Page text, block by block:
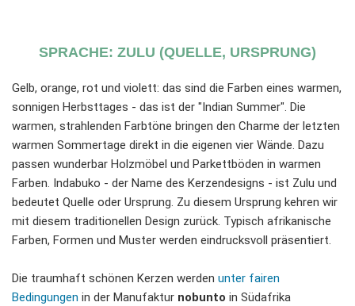
SPRACHE: ZULU (QUELLE, URSPRUNG)
Gelb, orange, rot und violett: das sind die Farben eines warmen,
sonnigen Herbsttages - das ist der "Indian Summer". Die
warmen, strahlenden Farbtöne bringen den Charme der letzten
warmen Sommertage direkt in die eigenen vier Wände. Dazu
passen wunderbar Holzmöbel und Parkettböden in warmen
Farben. Indabuko - der Name des Kerzendesigns - ist Zulu und
bedeutet Quelle oder Ursprung. Zu diesem Ursprung kehren wir
mit diesem traditionellen Design zurück. Typisch afrikanische
Farben, Formen und Muster werden eindrucksvoll präsentiert.
Die traumhaft schönen Kerzen werden unter fairen
Bedingungen in der Manufaktur nobunto in Südafrika